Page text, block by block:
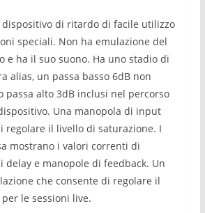
dispositivo di ritardo di facile utilizzo
speciali. Non ha emulazione del
e ha il suo suono. Ha uno stadio di
alias, un passa basso 6dB non
passa alto 3dB inclusi nel percorso
Una manopola di input
regolare il livello di saturazione. I
mostrano i valori correnti di
delay e manopole di feedback. Un
che consente di regolare il
le sessioni live.